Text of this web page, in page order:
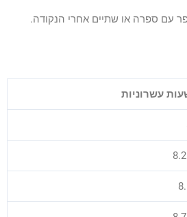
עם ספרה או שתיים אחרי הנקודה.
עשרוניות